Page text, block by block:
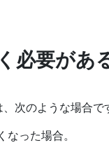
必要があ
次のような場合で
った場合。